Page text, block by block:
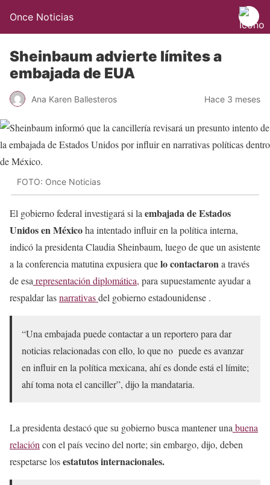
Once Noticias
Sheinbaum advierte límites a
embajada de EUA
Ana Karen Ballesteros Hace 3 meses
FOTO: Once Noticias
El gobierno federal investigará si la embajada de Estados
Unidos en Méxicoha intentado influir en la política interna,
indicó la presidenta Claudia Sheinbaum, luego de que un asistente
a la conferencia matutina expusiera quelo contactarona través
de esa representación diplomática, para supuestamente ayudar a
respaldar lasnarrativasdel gobierno estadounidense .
“Una embajada puede contactar a un reportero para dar
noticias relacionadas con ello, lo que no puede es avanzar
en influir en la política mexicana, ahí es donde está el límite;
ahí toma nota el canciller”, dijo la mandataria.
La presidenta destacó que su gobierno busca mantener una buena
relación con el país vecino del norte; sin embargo, dijo, deben
respetarse losestatutos internacionales.